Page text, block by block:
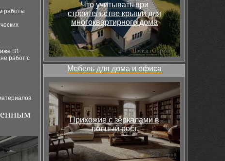
работы
B1
работ с
Что учитывать при
строительстве крыши для
многоквартирного дома
Мебель для дома и офиса
Прихожие с зеркалами в
полный рост